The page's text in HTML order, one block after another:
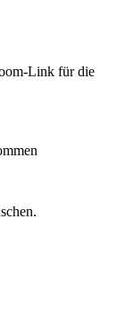
Link für die